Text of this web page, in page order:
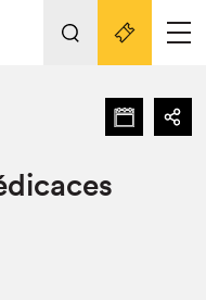
Nos activités